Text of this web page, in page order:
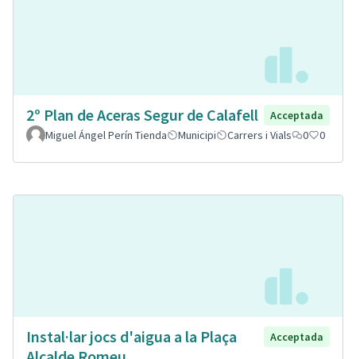
2º Plan de Aceras Segur de Calafell
Acceptada
Miguel Ángel Perín Tienda
Municipi Carrers i Vials 0 0
Instal·lar jocs d'aigua a la Plaça
Acceptada